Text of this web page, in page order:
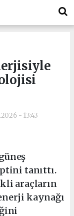
- 13:43
tanıttı.
araçların
kaynağı